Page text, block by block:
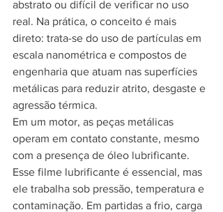
abstrato ou difícil de verificar no uso
real. Na prática, o conceito é mais
direto: trata-se do uso de partículas em
escala nanométrica e compostos de
engenharia que atuam nas superfícies
metálicas para reduzir atrito, desgaste e
agressão térmica.
Em um motor, as peças metálicas
operam em contato constante, mesmo
com a presença de óleo lubrificante.
Esse filme lubrificante é essencial, mas
ele trabalha sob pressão, temperatura e
contaminação. Em partidas a frio, carga